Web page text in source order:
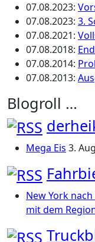
07.08.2023:
07.08.2023: 3.
07.08.2021:
07.08.2018:
07.08.2014:
07.08.2013:
Blogroll …
Mega Eis 3.
New York
mit dem